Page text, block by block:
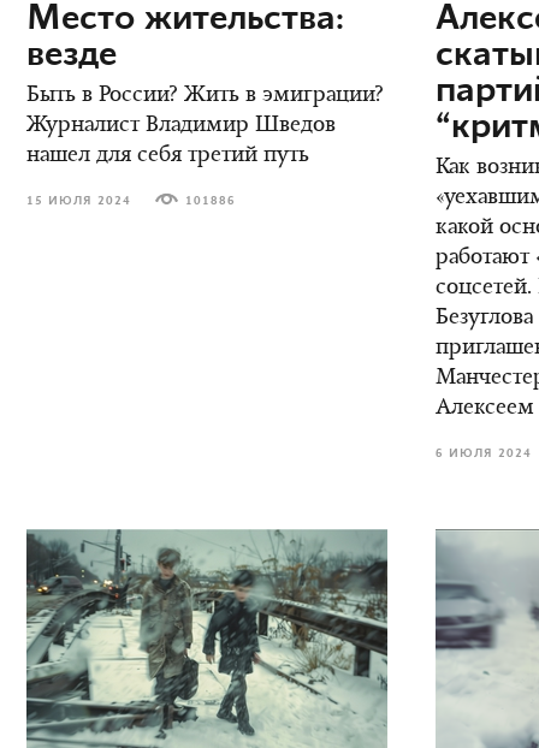
Место жительства:
везде
Быть в России? Жить в эмиграции?
Журналист Владимир Шведов
нашел для себя третий путь
15 ИЮЛЯ 2024 101886
Как
какой
работают
6 ИЮЛЯ 2024